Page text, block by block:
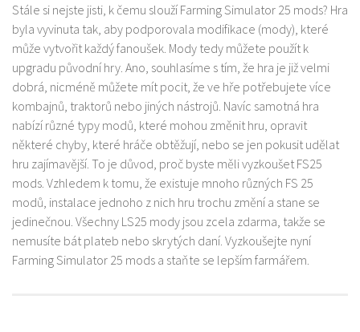
Stále si nejste jisti, k čemu slouží Farming Simulator 25 mods? Hra
byla vyvinuta tak, aby podporovala modifikace (mody), které
může vytvořit každý fanoušek. Mody tedy můžete použít k
upgradu původní hry. Ano, souhlasíme s tím, že hra je již velmi
dobrá, nicméně můžete mít pocit, že ve hře potřebujete více
kombajnů, traktorů nebo jiných nástrojů. Navíc samotná hra
nabízí různé typy modů, které mohou změnit hru, opravit
některé chyby, které hráče obtěžují, nebo se jen pokusit udělat
hru zajímavější. To je důvod, proč byste měli vyzkoušet FS25
mods. Vzhledem k tomu, že existuje mnoho různých FS 25
modů, instalace jednoho z nich hru trochu změní a stane se
jedinečnou. Všechny LS25 mody jsou zcela zdarma, takže se
nemusíte bát plateb nebo skrytých daní. Vyzkoušejte nyní
Farming Simulator 25 mods a staňte se lepším farmářem.